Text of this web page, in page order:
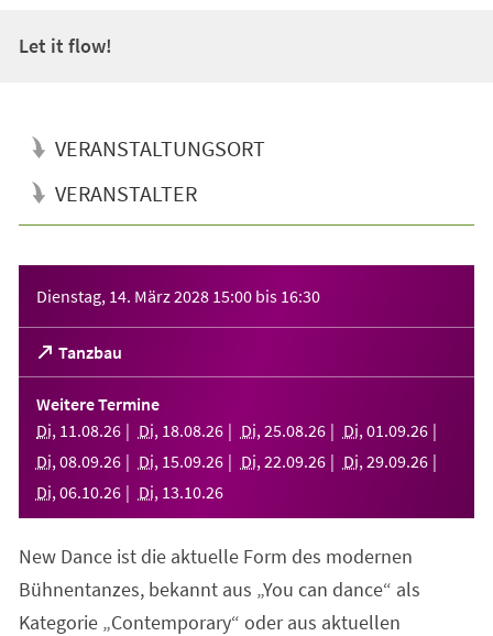
Let it flow!
VERANSTALTUNGSORT
VERANSTALTER
Dienstag, 14. März 2028 15:00 bis 16:30
Tanzbau
(Öffnet
in
einem
neuen
Tab)
Weitere Termine
Di, 11 .08.26 Di, 18.08.26 Di, 25.08.26 Di, 01 .09.26
Di, 08.09.26 Di, 15.09.26 Di, 22.09.26 Di, 29.09.26
Di, 06.10.26 Di, 13.10.26
New Dance ist die aktuelle Form des modernen
Bühnentanzes, bekannt aus „You can dance“ als
Kategorie „Contemporary“ oder aus aktuellen